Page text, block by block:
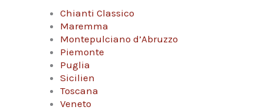
Chianti Classico
Maremma
Montepulciano d’Abruzzo
Piemonte
Puglia
Sicilien
Toscana
Veneto